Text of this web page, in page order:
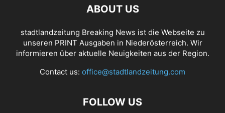
ABOUT US
stadtlandzeitung Breaking News ist die Webseite zu
unseren PRINT Ausgaben in Niederösterreich. Wir
informieren über aktuelle Neuigkeiten aus der Region.
Contact us: office@stadtlandzeitung.com
FOLLOW US